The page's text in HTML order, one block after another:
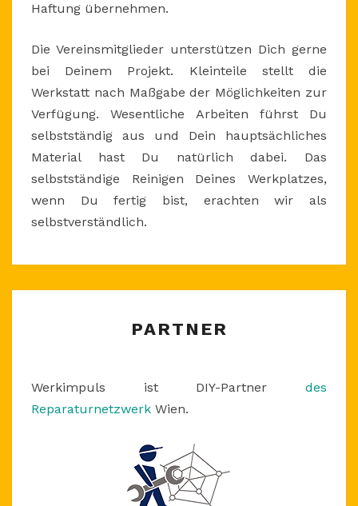
Haftung übernehmen.
Die Vereinsmitglieder unterstützen Dich gerne
bei Deinem Projekt. Kleinteile stellt die
Werkstatt nach Maßgabe der Möglichkeiten zur
Verfügung. Wesentliche Arbeiten führst Du
selbstständig aus und Dein hauptsächliches
Material hast Du natürlich dabei. Das
selbstständige Reinigen Deines Werkplatzes,
wenn Du fertig bist, erachten wir als
selbstverständlich.
PARTNER
Werkimpuls ist DIY-Partner des
Reparaturnetzwerk Wien.